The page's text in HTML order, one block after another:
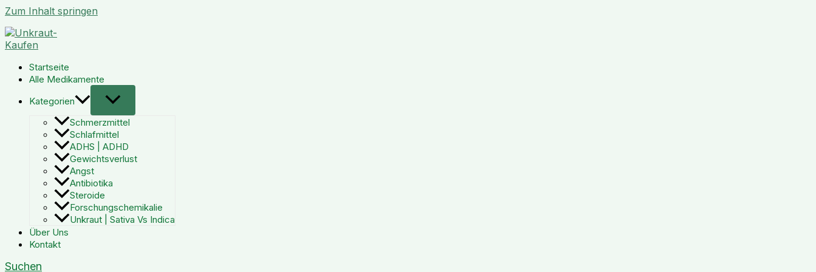
Zum Inhalt springen
Startseite
Alle Medikamente
Kategorien
Schmerzmittel
Schlafmittel
ADHS | ADHD
Gewichtsverlust
Angst
Antibiotika
Steroide
Forschungschemikalie
Unkraut | Sativa Vs Indica
Über Uns
Kontakt
Suchen